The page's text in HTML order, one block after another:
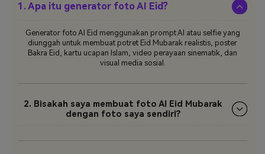
1. Apa itu generator foto AI Eid?
Generator foto AI Eid menggunakan prompt AI atau selfie yang
diunggah untuk membuat potret Eid Mubarak realistis, poster
Bakra Eid, kartu ucapan Islam, video perayaan sinematik, dan
visual media sosial.
2. Bisakah saya membuat foto AI Eid Mubarak
dengan foto saya sendiri?